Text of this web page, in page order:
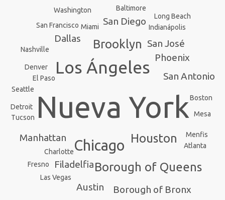
Nueva York
Los Ángeles
Chicago
Brooklyn
Houston
Borough of Queens
Filadelfia
Phoenix
Manhattan
San Antonio
San Diego
Borough of Bronx
Dallas San José
Austin
San Francisco Indianápolis
Charlotte
Seattle
Denver
El Paso
Detroit
Boston
Menfis
Las Vegas
Baltimore
Washington
Tucson
Nashville
Fresno
Long Beach
Mesa
Atlanta
Miami